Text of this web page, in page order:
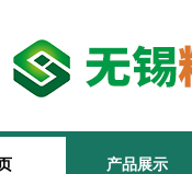
产品展示